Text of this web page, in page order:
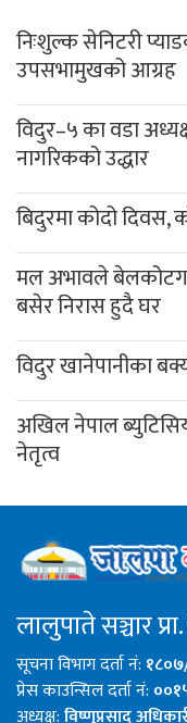
निःशुल्क सेनिटरी
उपसभामुखको आग्रह
विदुर–५ का वडा
नागरिकको उद्धार
बिदुरमा कोदो दिवस,
मल अभावले
बसेर निरास हुदै घर
विदुर खानेपानीका
अखिल नेपाल
नेतृत्व
लालुपाते सञ्चार
सूचना विभाग दर्ता नं:
प्रेस काउन्सिल दर्ता नं:
अध्यक्ष:विष्णुप्रसाद